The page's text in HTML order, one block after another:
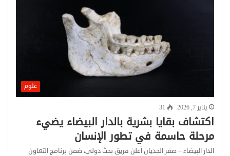
علوم
يناير 7, 2026 31
اكتشاف بقايا بشرية بالدار البيضاء يضيء
مرحلة حاسمة في تطور الإنسان
الدار البيضاء – صقر الجديان أعلن فريق بحث دولي، ضمن برنامج التعاون